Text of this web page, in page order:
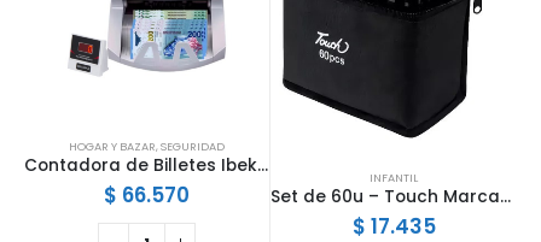
HOGAR Y BAZAR,SEGURIDAD
Contadora de Billetes Ibek COB-241001
$ 66.570
INFANTIL
Set de 60u – Touch Marcadores de Fibras Doble Punta
$ 17.435